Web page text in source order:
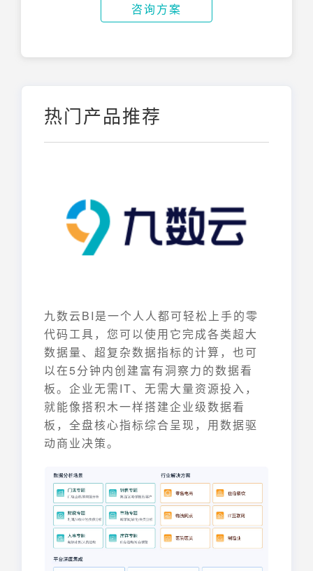
咨询方案
热门产品推荐
九数云BI是一个人人都可轻松上手的零
代码工具，您可以使用它完成各类超大
数据量、超复杂数据指标的计算，也可
以在5分钟内创建富有洞察力的数据看
板。企业无需IT、无需大量资源投入，
就能像搭积木一样搭建企业级数据看
板，全盘核心指标综合呈现，用数据驱
动商业决策。